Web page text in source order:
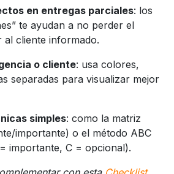
en entregas parciales: los
te ayudan a no perder el
cliente informado.
o cliente: usa colores,
separadas para visualizar mejor
simples: como la matriz
importante) o el método ABC
importante, C = opcional).